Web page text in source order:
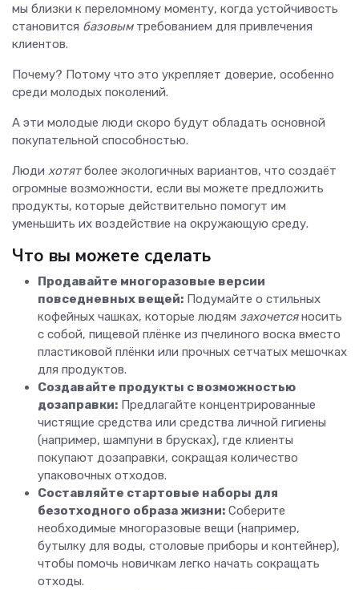
мы близки к переломному моменту, когда устойчивость
становится базовымтребованием для привлечения
клиентов.
Почему? Потому что это укрепляет доверие, особенно
среди молодых поколений.
А эти молодые люди скоро будут обладать основной
покупательной способностью.
Люди хотятболее экологичных вариантов, что создаёт
огромные возможности, если вы можете предложить
продукты, которые действительно помогут им
уменьшить их воздействие на окружающую среду.
Что вы можете сделать
Продавайте многоразовые версии
повседневных вещей: Подумайте о стильных
кофейных чашках, которые людям захочетсяносить
с собой, пищевой плёнке из пчелиного воска вместо
пластиковой плёнки или прочных сетчатых мешочках
для продуктов.
Создавайте продукты с возможностью
дозаправки: Предлагайте концентрированные
чистящие средства или средства личной гигиены
(например, шампуни в брусках), где клиенты
покупают дозаправки, сокращая количество
упаковочных отходов.
Составляйте стартовые наборы для
безотходного образа жизни: Соберите
необходимые многоразовые вещи (например,
бутылку для воды, столовые приборы и контейнер),
чтобы помочь новичкам легко начать сокращать
отходы.